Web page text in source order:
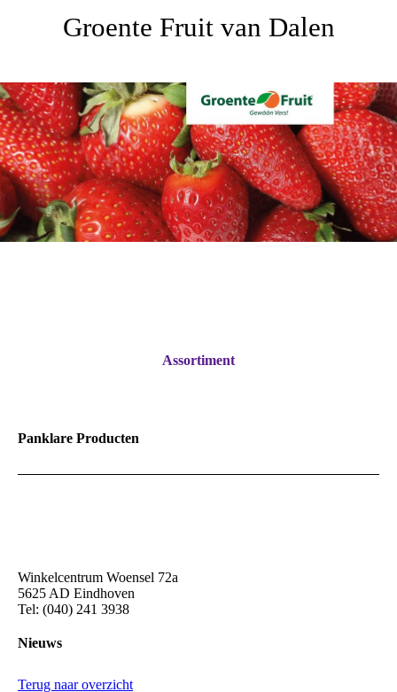
Groente Fruit van Dalen
Assortiment
Panklare Producten
Winkelcentrum Woensel 72a
5625 AD Eindhoven
Tel: (040) 241 3938
Nieuws
Terug naar overzicht